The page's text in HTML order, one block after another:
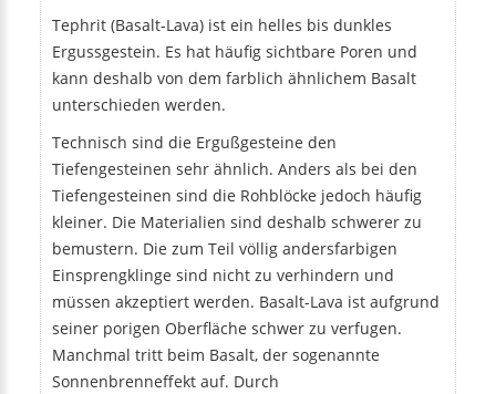
Tephrit (Basalt-Lava) ist ein helles bis dunkles
Ergussgestein. Es hat häufig sichtbare Poren und
kann deshalb von dem farblich ähnlichem Basalt
unterschieden werden.
Technisch sind die Ergußgesteine den
Tiefengesteinen sehr ähnlich. Anders als bei den
Tiefengesteinen sind die Rohblöcke jedoch häufig
kleiner. Die Materialien sind deshalb schwerer zu
bemustern. Die zum Teil völlig andersfarbigen
Einsprengklinge sind nicht zu verhindern und
müssen akzeptiert werden. Basalt-Lava ist aufgrund
seiner porigen Oberfläche schwer zu verfugen.
Manchmal tritt beim Basalt, der sogenannte
Sonnenbrenneffekt auf. Durch